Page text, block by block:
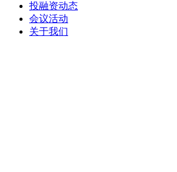
投融资动态
会议活动
关于我们